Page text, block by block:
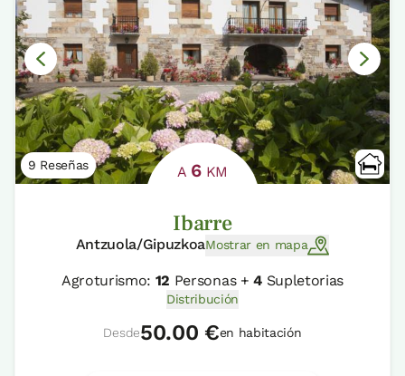
9 Reseñas A 6 KM
Ibarre
Antzuola/GipuzkoaMostrar en mapa
Agroturismo: 12 Personas +4Supletorias
Distribución
Desde50.00 €en habitación